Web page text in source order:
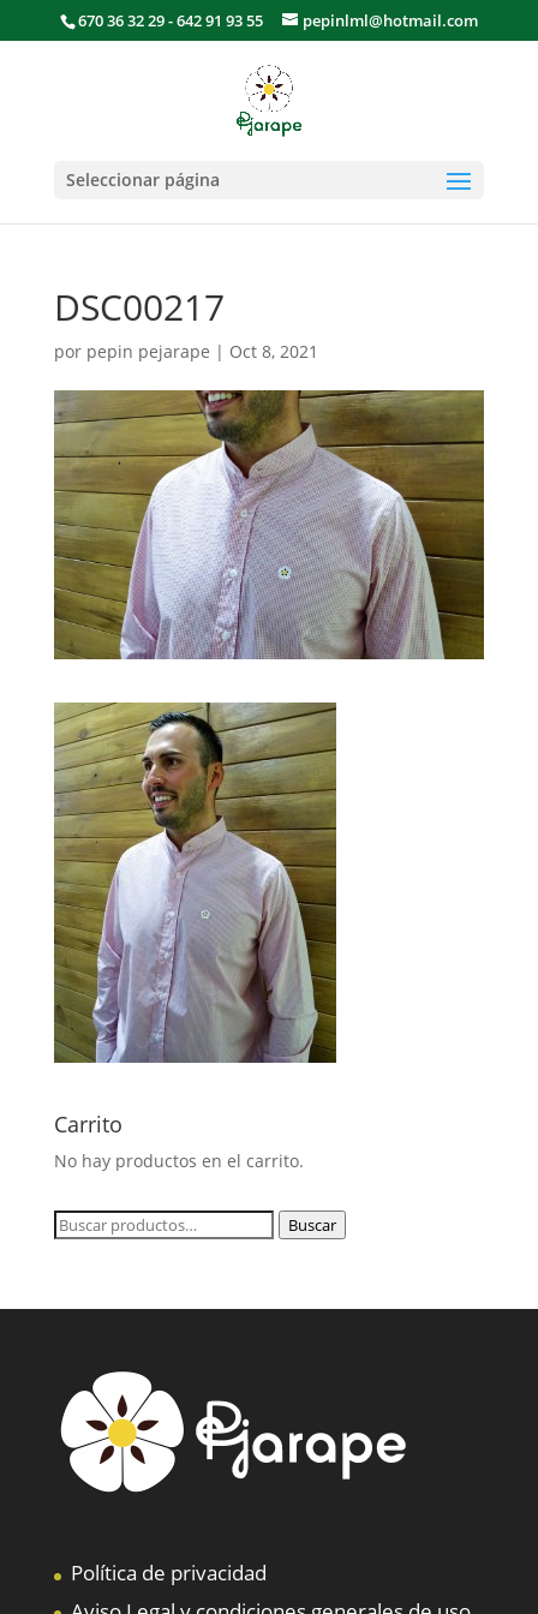
670 36 32 29 - 642 91 93 55 pepinlml@hotmail.com
Seleccionar página
DSC00217
por pepin pejarape | Oct 8, 2021
Carrito
No hay productos en el carrito.
Buscar
Buscar
Política de privacidad